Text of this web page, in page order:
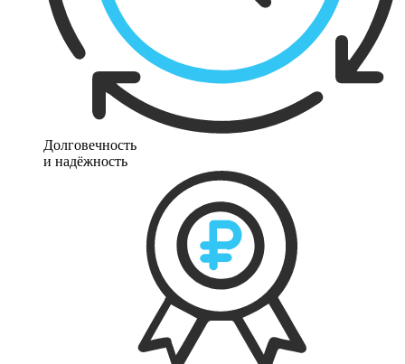
Долговечность
и надёжность